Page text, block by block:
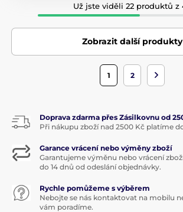
Už jste viděli 22 produktů z
Zobrazit další produkty
1 2
Doprava zdarma přes Zásilkovnu od
Při nákupu zboží nad 2500 Kč platíme
Garance vrácení nebo výměny zboží
Garantujeme výměnu nebo vrácení
do 14 dnů od odeslání objednávky.
Rychle pomůžeme s výběrem
Nebojte se nás kontaktovat na mobilu
vám poradíme.